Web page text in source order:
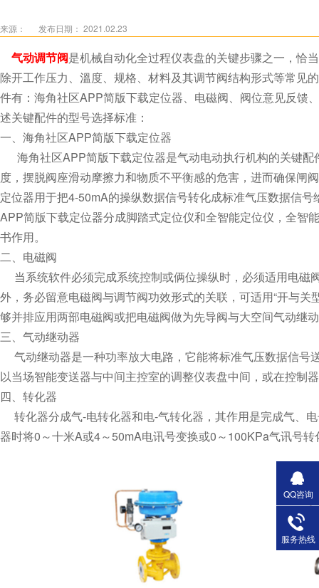
来源： 发布日期： 2021.02.23
气动调节阀是机械自动化全过程仪表盘的关键步骤之一，恰
除开工作压力、溫度、规格、材料及其调节阀结构形式
件有：海角社区APP简版下载定位器、电磁阀、阀位意见反馈
述关键配件的型号选择标准：
一、海角社区APP简版下载定位器
海角社区APP简版下载定位器是气动电动执行机构的关键配件
度，摆脱阀座滑动摩擦力和物质不平衡感的危害，进而确
定位器用于把4-50mA的操纵数据信号转化成标准气压数据信号给
APP简版下载定位器分成脚踏式定位仪和全智能定位仪，全智
书作用。
二、电磁阀
当系统软件必须完成系统控制或俩位操纵时，必须适用电磁阀
外，务必留意电磁阀与调节阀功效形式的关联，可适用“开与关
够并排应用两部电磁阀或把电磁阀做为先导阀与大空间气动继动
三、气动继动器
气动继动器是一种功率放大电路，它能将标准气压数据信号
以当场智能变送器与中间主控室的调整仪表盘中间，或在控制
四、转化器
转化器分成气-电转化器和电-气转化器，其作用是完成气
器时将0～十米A或4～50mA电讯号变换或0～100KPa气讯号转
QQ咨询
服务热线